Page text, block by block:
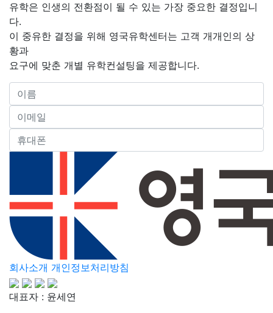
유학은 인생의 전환점이 될 수 있는 가장 중요한 결정입니
다.
이 중유한 결정을 위해 영국유학센터는 고객 개개인의 상
황과
요구에 맞춘 개별 유학컨설팅을 제공합니다.
회사소개 개인정보처리방침
대표자 : 윤세연